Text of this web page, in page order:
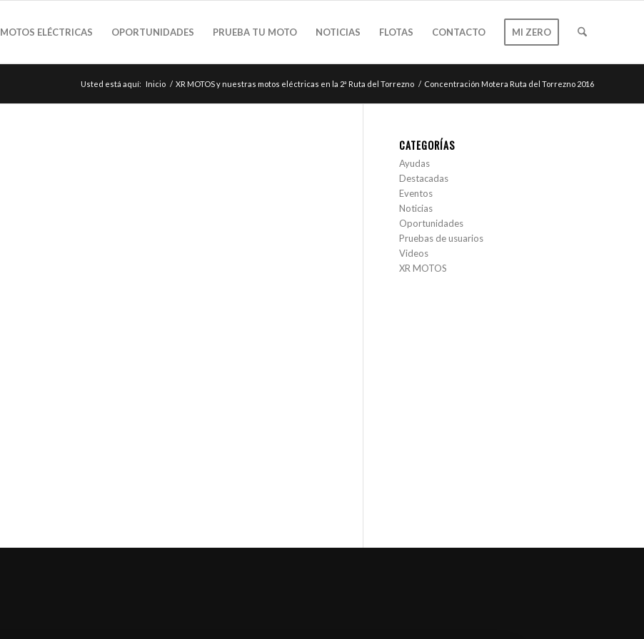
MOTOS ELÉCTRICAS OPORTUNIDADES PRUEBA TU MOTO NOTICIAS FLOTAS CONTACTO MI ZERO
Usted está aquí: Inicio / XR MOTOS y nuestras motos eléctricas en la 2ª Ruta del Torrezno / Concentración Motera Ruta del Torrezno 2016
CATEGORÍAS
Ayudas
Destacadas
Eventos
Noticias
Oportunidades
Pruebas de usuarios
Videos
XR MOTOS